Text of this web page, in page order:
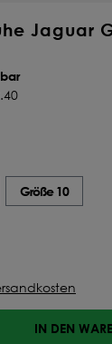
Jaguar
Größe 10
IN DEN